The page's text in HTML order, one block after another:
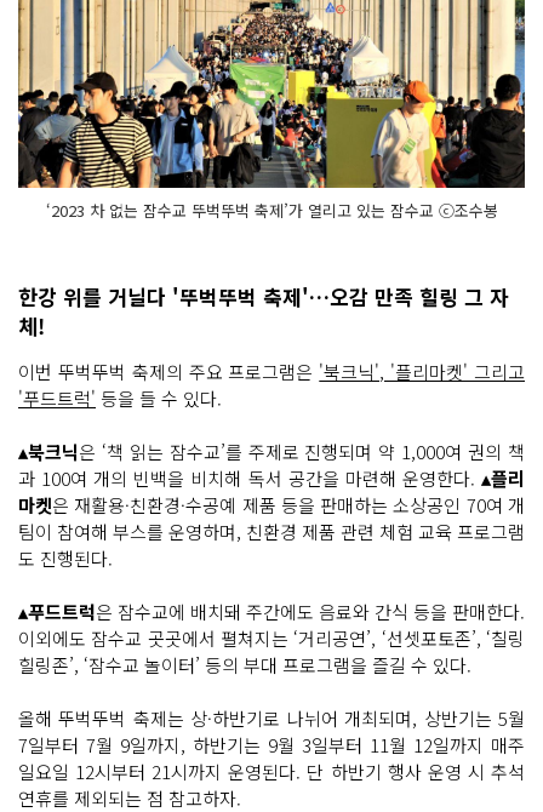
‘2023 차 없는 잠수교 뚜벅뚜벅 축제’가 열리고 있는 잠수교 ⓒ조수봉
한강 위를 거닐다 '뚜벅뚜벅 축제'…오감 만족 힐링 그 자
체!
이번 뚜벅뚜벅 축제의 주요 프로그램은 '북크닉', '플리마켓' 그리고
'푸드트럭' 등을 들 수 있다.
▴북크닉은 ‘책 읽는 잠수교’를 주제로 진행되며 약 1,000여 권의 책
과 100여 개의 빈백을 비치해 독서 공간을 마련해 운영한다. ▴플리
마켓은 재활용·친환경·수공예 제품 등을 판매하는 소상공인 70여 개
팀이 참여해 부스를 운영하며, 친환경 제품 관련 체험 교육 프로그램
도 진행된다.
▴푸드트럭은 잠수교에 배치돼 주간에도 음료와 간식 등을 판매한다.
이외에도 잠수교 곳곳에서 펼쳐지는 ‘거리공연’, ‘선셋포토존’, ‘칠링
힐링존’, ‘잠수교 놀이터’ 등의 부대 프로그램을 즐길 수 있다.
올해 뚜벅뚜벅 축제는 상·하반기로 나뉘어 개최되며, 상반기는 5월
7일부터 7월 9일까지, 하반기는 9월 3일부터 11월 12일까지 매주
일요일 12시부터 21시까지 운영된다. 단 하반기 행사 운영 시 추석
연휴를 제외되는 점 참고하자.